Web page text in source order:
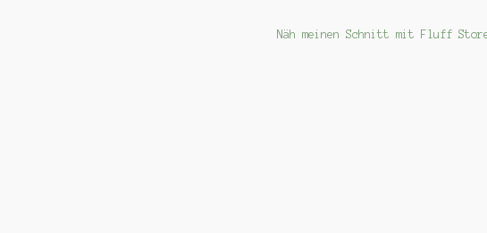
Nächster
Näh meinen Schnitt mit Fluff